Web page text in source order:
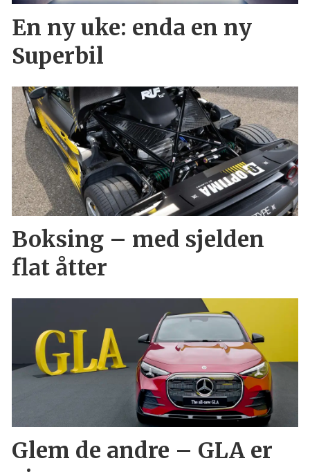
En ny uke: enda en ny
Superbil
Boksing – med sjelden
flat åtter
Glem de andre – GLA er